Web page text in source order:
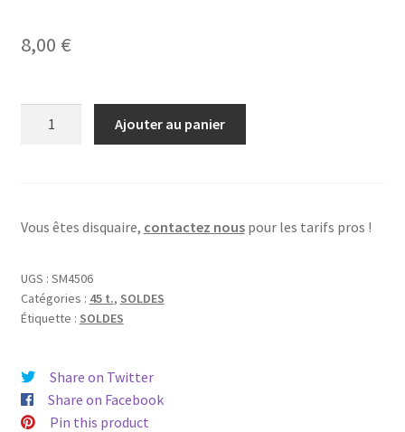
8,00 €
25
//
réédition
Ajouter au panier
Vous êtes disquaire, contactez nouspour les tarifs pros !
UGS : SM4506
Catégories : 45 t., SOLDES
Étiquette : SOLDES
Share on Twitter
Share on Facebook
Pin this product